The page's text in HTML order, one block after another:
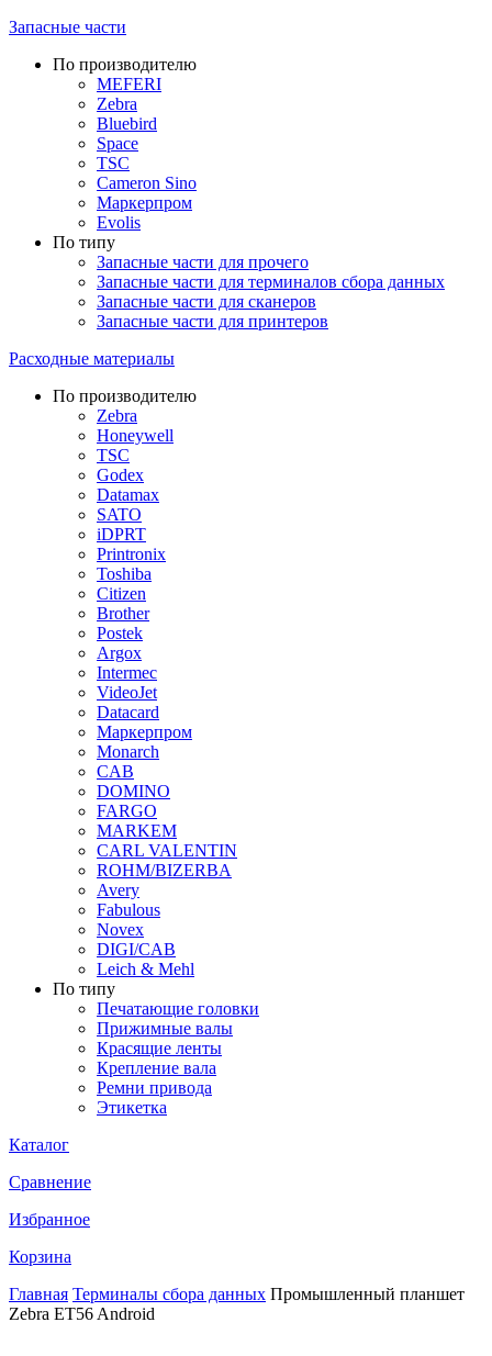
Запасные части
По производителю
MEFERI
Zebra
Bluebird
Space
TSC
Cameron Sino
Маркерпром
Evolis
По типу
Запасные части для прочего
Запасные части для терминалов сбора данных
Запасные части для сканеров
Запасные части для принтеров
Расходные материалы
По производителю
Zebra
Honeywell
TSC
Godex
Datamax
SATO
iDPRT
Printronix
Toshiba
Citizen
Brother
Postek
Argox
Intermec
VideoJet
Datacard
Маркерпром
Monarch
CAB
DOMINO
FARGO
MARKEM
CARL VALENTIN
ROHM/BIZERBA
Avery
Fabulous
Novex
DIGI/CAB
Leich & Mehl
По типу
Печатающие головки
Прижимные валы
Красящие ленты
Крепление вала
Ремни привода
Этикетка
Каталог
Сравнение
Избранное
Корзина
Главная Терминалы сбора данных Промышленный планшет
Zebra ET56 Android